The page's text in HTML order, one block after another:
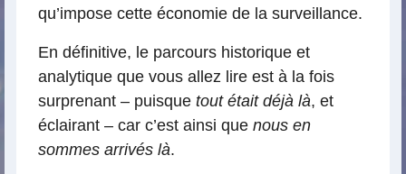
qu’impose cette économie de la surveillance.
En définitive, le parcours historique et
analytique que vous allez lire est à la fois
surprenant – puisque tout était déjà là, et
éclairant – car c’est ainsi que nous en
sommes arrivés là.